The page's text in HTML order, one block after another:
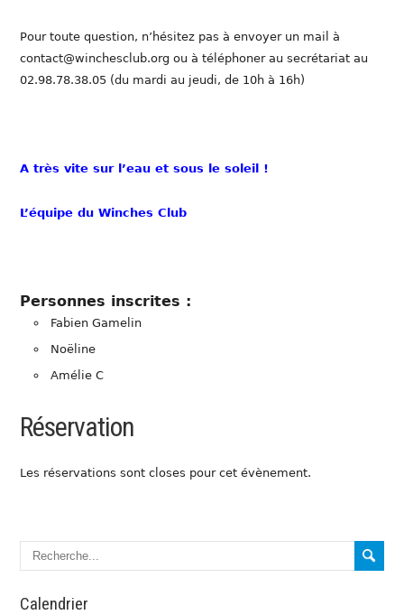
Pour toute question, n’hésitez pas à envoyer un mail à
contact@winchesclub.org ou à téléphoner au secrétariat au
02.98.78.38.05 (du mardi au jeudi, de 10h à 16h)
A très vite sur l’eau et sous le soleil !
L’équipe du Winches Club
Personnes inscrites :
Fabien Gamelin
Noëline
Amélie C
Réservation
Les réservations sont closes pour cet évènement.
Calendrier